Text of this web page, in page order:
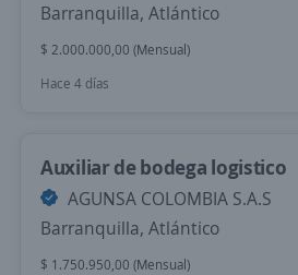
Barranquilla, Atlántico
$ 2.000.000,00 (Mensual)
Hace 4 días
Auxiliar de bodega logistico
AGUNSA COLOMBIA S.A.S
Barranquilla, Atlántico
$ 1.750.950,00 (Mensual)